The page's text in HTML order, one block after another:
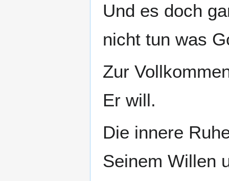
Und es doch
nicht tun was
Zur
Er will.
Die innere
Seinem Willen